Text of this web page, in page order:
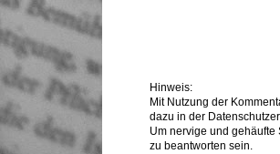
Hinweis:
Mit Nutzung der
dazu in der
Um nervige und
zu beantworten sein.